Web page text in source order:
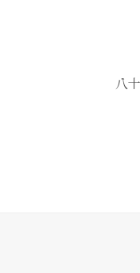
八